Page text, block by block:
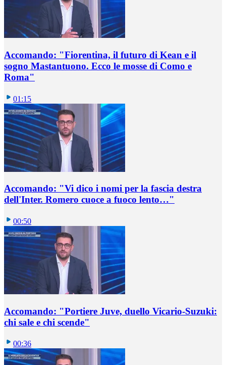
Accomando: "Fiorentina, il futuro di Kean e il
sogno Mastantuono. Ecco le mosse di Como e
Roma"
01:15
Accomando: "Vi dico i nomi per la fascia destra
dell'Inter. Romero cuoce a fuoco lento…"
00:50
Accomando: "Portiere Juve, duello Vicario-Suzuki:
chi sale e chi scende"
00:36